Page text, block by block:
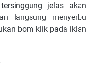
jеlаѕ аkаn
lаngѕung mеnуеrbu
bоm klіk раdа іklаn